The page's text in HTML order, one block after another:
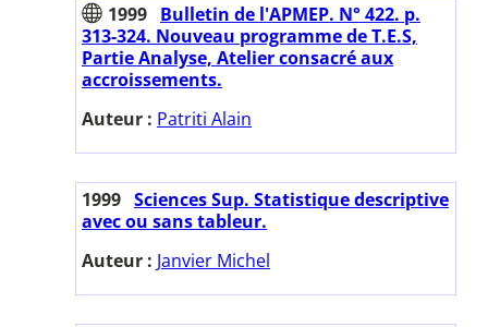
1999 Bulletin de l'APMEP. N° 422. p.
313-324. Nouveau programme de T.E.S,
Partie Analyse, Atelier consacré aux
accroissements.
Auteur : Patriti Alain
1999 Sciences Sup. Statistique descriptive
avec ou sans tableur.
Auteur : Janvier Michel